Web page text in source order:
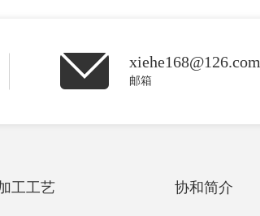
xiehe168@126.com
邮箱
工工艺 协和简介